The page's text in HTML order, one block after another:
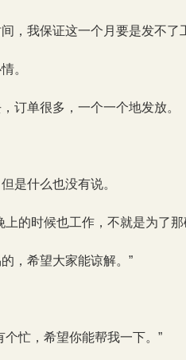
，我保证这一个月要是发不
。
订单很多，一个一个地发放。
是什么也没有说。
上的时候也工作，不就是为了那
，希望大家能谅解。”
忙，希望你能帮我一下。”